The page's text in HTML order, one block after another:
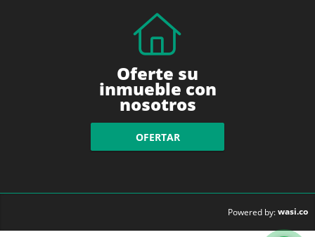
Oferte su
inmueble con
nosotros
OFERTAR
Powered by:wasi.co